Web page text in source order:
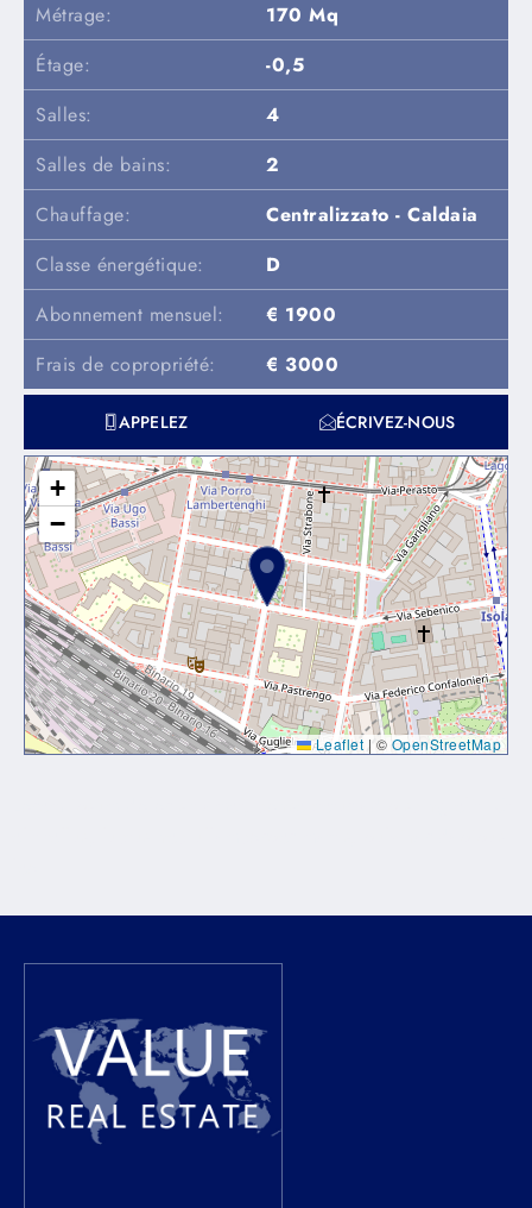
Métrage:
170 Mq
Étage:
-0,5
Salles:
4
Salles de bains:
2
Chauffage:
Centralizzato - Caldaia
Classe énergétique:
D
Abonnement mensuel:
€ 1900
Frais de copropriété:
€ 3000
APPELEZ ÉCRIVEZ-NOUS
+
−
Leaflet | © OpenStreetMap